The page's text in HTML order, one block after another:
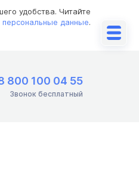
удобства. Читайте
персональные данные.
800 100 04 55
Звонок бесплатный